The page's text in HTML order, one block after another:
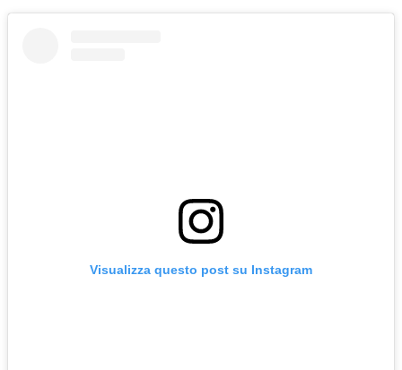
Visualizza questo post su Instagram